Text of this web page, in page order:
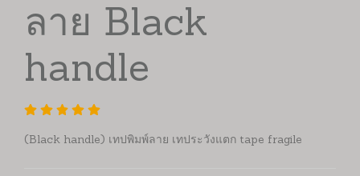
ลาย Black
handle
(Black handle) เทปพิมพ์ลาย เทประวังแตก tape fragile